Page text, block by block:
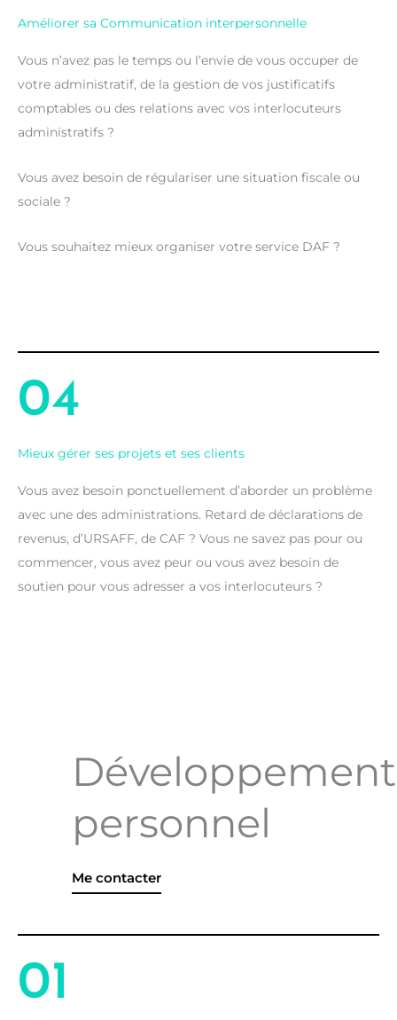
Améliorer sa Communication interpersonnelle
Vous n’avez pas le temps ou l’envie de vous occuper de
votre administratif, de la gestion de vos justificatifs
comptables ou des relations avec vos interlocuteurs
administratifs ?
Vous avez besoin de régulariser une situation fiscale ou
sociale ?
Vous souhaitez mieux organiser votre service DAF ?
04
Mieux gérer ses projets et ses clients
Vous avez besoin ponctuellement d’aborder un problème
avec une des administrations. Retard de déclarations de
revenus, d’URSAFF, de CAF ? Vous ne savez pas pour ou
commencer, vous avez peur ou vous avez besoin de
soutien pour vous adresser a vos interlocuteurs ?
Développement
personnel
Me contacter
01